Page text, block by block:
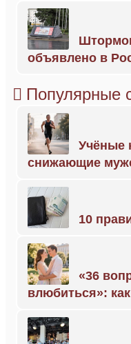
объявлено в
Популярные
Учёные
снижающие
10
«36
влюбиться»: